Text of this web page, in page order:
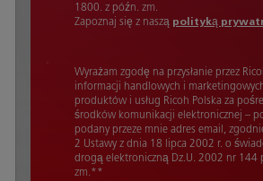
1800. z późn. zm.
Zapoznaj się z naszą polityką
Wyrażam zgodę na przysłanie przez
informacji handlowych i
produktów i usług Ricoh Polska za
środków komunikacji elektronicznej –
podany przeze mnie adres email,
2 Ustawy z dnia 18 lipca 2002 r. o
drogą elektroniczną Dz.U. 2002 nr 144
zm.**